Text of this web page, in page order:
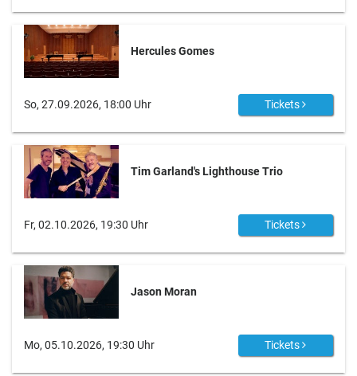
Hercules Gomes
So, 27.09.2026, 18:00 Uhr Tickets
Tim Garland's Lighthouse Trio
Fr, 02.10.2026, 19:30 Uhr Tickets
Jason Moran
Mo, 05.10.2026, 19:30 Uhr Tickets